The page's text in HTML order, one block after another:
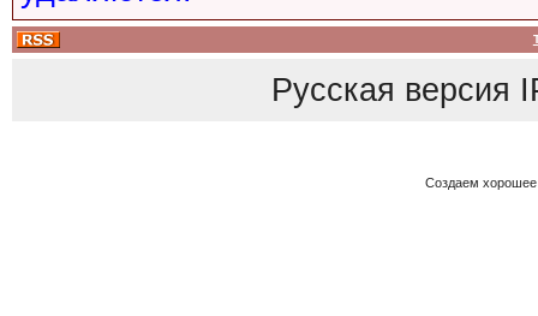
Русская версия
Создаем